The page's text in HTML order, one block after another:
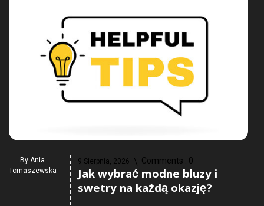
By Ania
Tomaszewska
9 Sierpnia, 2026 Comments : 0
Jak wybrać modne bluzy i
swetry na każdą okazję?